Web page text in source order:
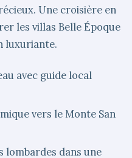
Une croisière en
les villas Belle Époque
luxuriante.
avec guide local
vers le Monte San
lombardes dans une